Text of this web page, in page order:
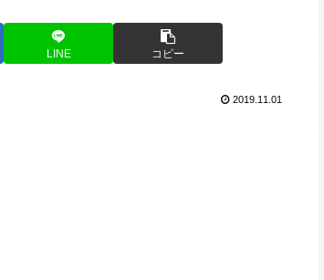
LINE コピー
2019.11.01